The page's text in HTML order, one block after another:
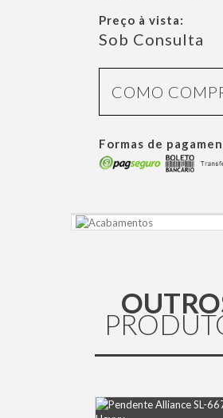
Preço à vista:
Sob Consulta
COMO
Formas de